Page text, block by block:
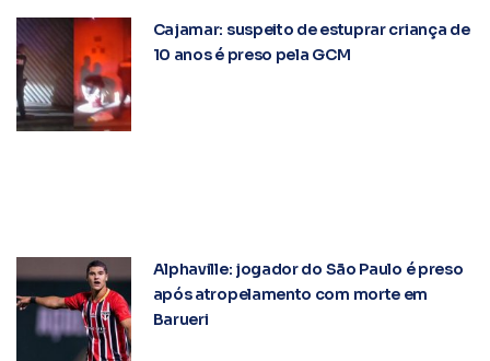
Cajamar: suspeito de estuprar criança de
10 anos é preso pela GCM
Alphaville: jogador do São Paulo é preso
após atropelamento com morte em
Barueri